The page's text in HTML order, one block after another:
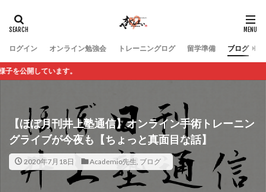
ログイン オンライン勉強会 トレーニングログ 留学準備 ブログ
ています。
【ほぼ月刊井上塾通信】オンライン手術トレーニン
グライブが今夜も【ちょっと真面目な話】
2020年7月18日 Academio先生, ブログ